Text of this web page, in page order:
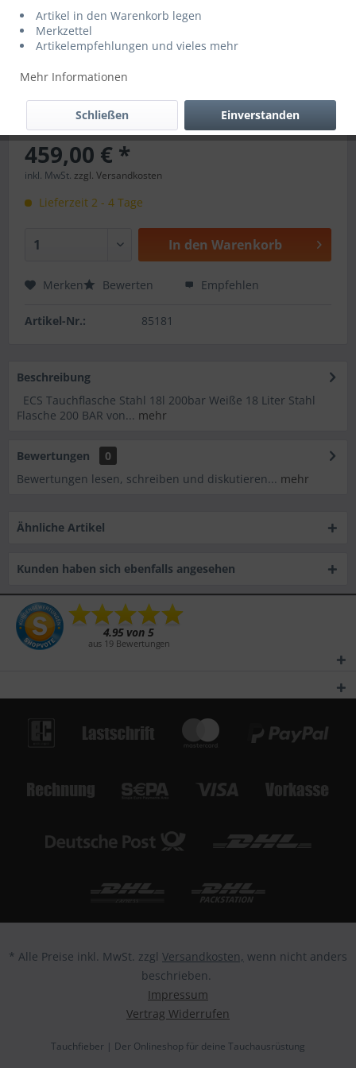
459,00 € *
inkl. MwSt. zzgl. Versandkosten
Lieferzeit 2 - 4 Tage
In den Warenkorb
Merken Bewerten Empfehlen
Artikel-Nr.: 85181
Beschreibung
ECS Tauchflasche Stahl 18l 200bar Weiße 18 Liter Stahl
Flasche 200 BAR von... mehr
Bewertungen
0
Bewertungen lesen, schreiben und diskutieren... mehr
Ähnliche Artikel
Kunden haben sich ebenfalls angesehen
* Alle Preise inkl. MwSt. zzgl Versandkosten, wenn nicht anders
beschrieben.
Impressum
Vertrag Widerrufen
Tauchfieber | Der Onlineshop für deine Tauchausrüstung
Artikel in den Warenkorb legen
Merkzettel
Artikelempfehlungen und vieles mehr
Mehr Informationen
Einverstanden
Schließen